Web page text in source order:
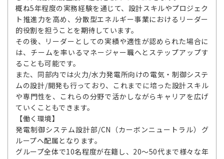
概ね5年程度の実務経験を通じて、設計スキルやプロジェク
ト推進力を高め、分散型エネルギー事業におけるリーダー
的役割を担うことを期待しています。
その後、リーダーとしての実績や適性が認められた場合に
は、チームを率いるマネージャー職へとステップアップす
ることも可能です。
また、同部内では火力/水力発電所向けの電気・制御システ
ムの設計/開発も行っており、これまでに培った設計スキル
や専門性を、これらの分野で活かしながらキャリアを広げ
ていくこともできます。
【働く環境】
発電制御システム設計部/CN（カーボンニュートラル）グ
ループへ配属となります。
グループ全体で10名程度が在籍し、20～50代まで様々な年